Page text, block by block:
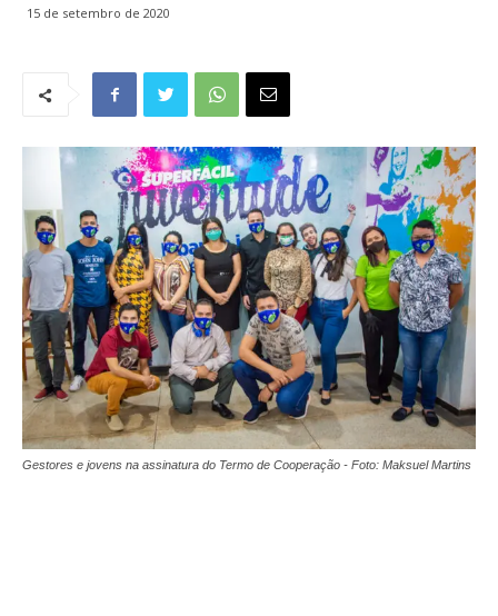
15 de setembro de 2020
Gestores e jovens na assinatura do Termo de Cooperação - Foto: Maksuel Martins